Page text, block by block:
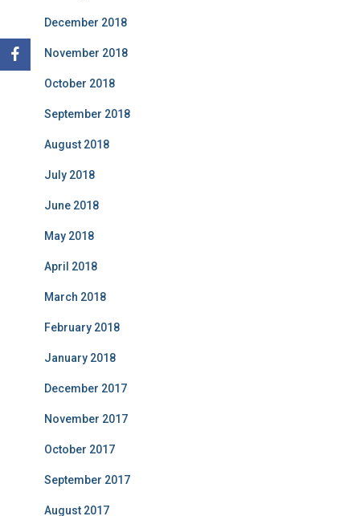
December 2018
November 2018
October 2018
September 2018
August 2018
July 2018
June 2018
May 2018
April 2018
March 2018
February 2018
January 2018
December 2017
November 2017
October 2017
September 2017
August 2017